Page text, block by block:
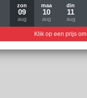
zon
09
aug
maa
10
aug
din
11
aug
Klik op een prijs